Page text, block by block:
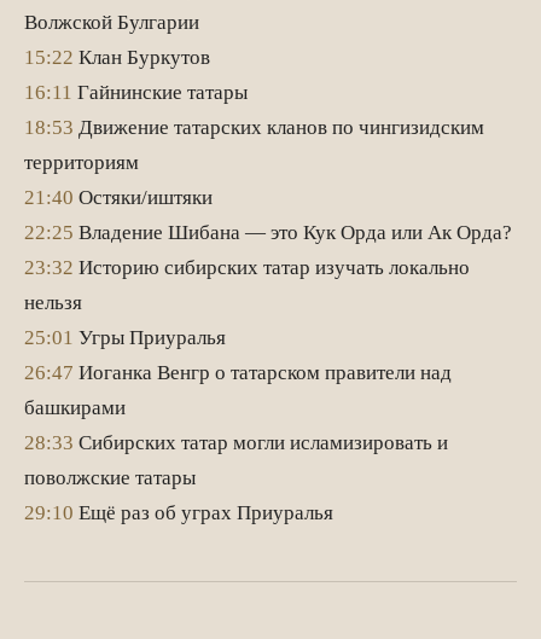
Волжской Булгарии
15:22 Клан Буркутов
16:11 Гайнинские татары
18:53 Движение татарских кланов по чингизидским
территориям
21:40 Остяки/иштяки
22:25 Владение Шибана — это Кук Орда или Ак Орда?
23:32 Историю сибирских татар изучать локально
нельзя
25:01 Угры Приуралья
26:47 Иоганка Венгр о татарском правители над
башкирами
28:33 Сибирских татар могли исламизировать и
поволжские татары
29:10 Ещё раз об уграх Приуралья